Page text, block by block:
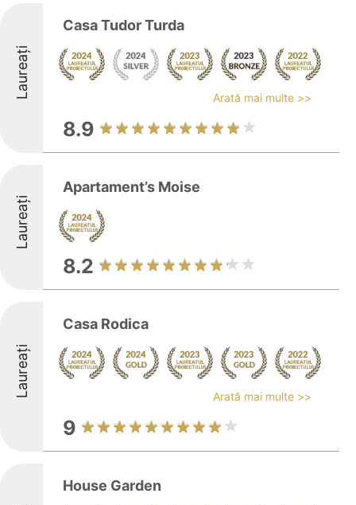
Laureați
Casa Tudor Turda
Arată mai multe >>
8.9
Laureați
Apartament’s Moise
8.2
Laureați
Casa Rodica
Arată mai multe >>
9
House Garden